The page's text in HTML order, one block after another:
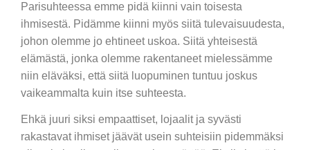
Parisuhteessa emme pidä kiinni vain toisesta
ihmisestä. Pidämme kiinni myös siitä tulevaisuudesta,
johon olemme jo ehtineet uskoa. Siitä yhteisestä
elämästä, jonka olemme rakentaneet mielessämme
niin eläväksi, että siitä luopuminen tuntuu joskus
vaikeammalta kuin itse suhteesta.
Ehkä juuri siksi empaattiset, lojaalit ja syvästi
rakastavat ihmiset jäävät usein suhteisiin pidemmäksi